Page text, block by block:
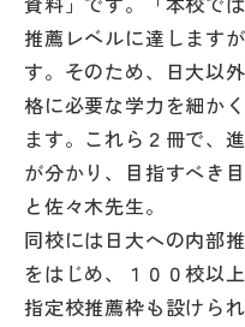
推薦レベルに達します
す。そのため、日大以
格に必要な学力を細か
ます。これら２冊で、
が分かり、目指すべき
と佐々木先生。
同校には日大への内部
をはじめ、１００校以
指定校推薦枠も設けら